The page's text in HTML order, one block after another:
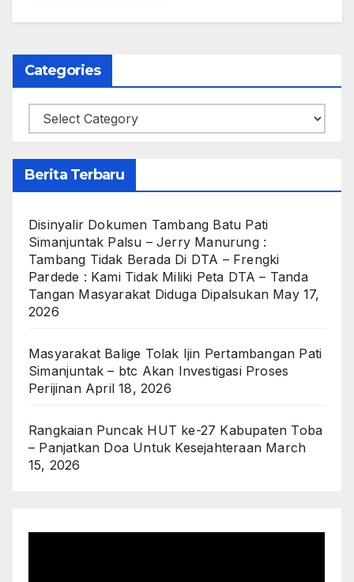
Categories
Categories
Berita Terbaru
Disinyalir Dokumen Tambang Batu Pati
Simanjuntak Palsu – Jerry Manurung :
Tambang Tidak Berada Di DTA – Frengki
Pardede : Kami Tidak Miliki Peta DTA – Tanda
Tangan Masyarakat Diduga Dipalsukan May 17,
2026
Masyarakat Balige Tolak Ijin Pertambangan Pati
Simanjuntak – btc Akan Investigasi Proses
Perijinan April 18, 2026
Rangkaian Puncak HUT ke-27 Kabupaten Toba
– Panjatkan Doa Untuk Kesejahteraan March
15, 2026